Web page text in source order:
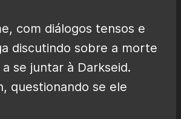
com diálogos tensos e
discutindo sobre a morte
a se juntar à Darkseid.
questionando se ele